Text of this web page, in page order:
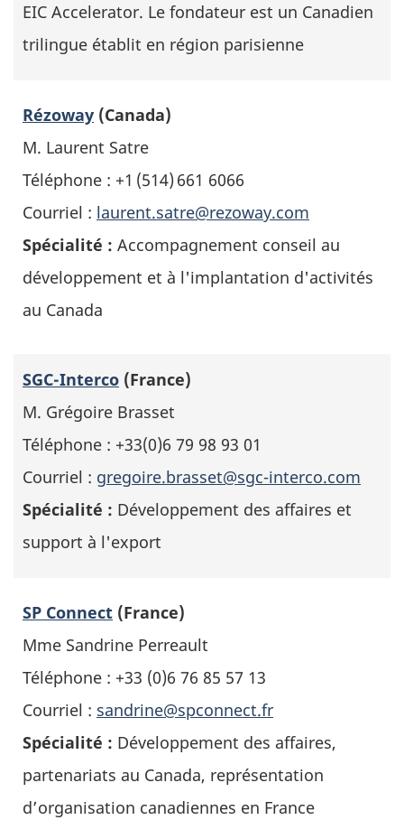
EIC Accelerator. Le fondateur est un Canadien
trilingue établit en région parisienne
Rézoway (Canada)
M. Laurent Satre
Téléphone : +1 (514) 661 6066
Courriel : laurent.satre@rezoway.com
Spécialité : Accompagnement conseil au
développement et à l'implantation d'activités
au Canada
SGC-Interco (France)
M. Grégoire Brasset
Téléphone : +33(0)6 79 98 93 01
Courriel : gregoire.brasset@sgc-interco.com
Spécialité : Développement des affaires et
support à l'export
SP Connect (France)
Mme Sandrine Perreault
Téléphone : +33 (0)6 76 85 57 13
Courriel : sandrine@spconnect.fr
Spécialité : Développement des affaires,
partenariats au Canada, représentation
d’organisation canadiennes en France